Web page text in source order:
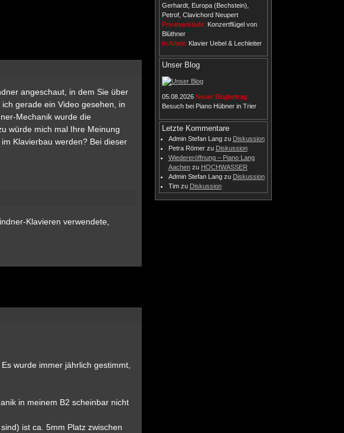
angeschaut, in dem Sie über
gerade ein Video gesehen, in
Mechanik wurde die
würde mich mal Ihre Meinung
Klavierbau werden? Bei dieser
Klavieren verwendete,
wurde immer jährlich gestimmt,
in meinem B2 scheinbar nicht
ist ca. 5mm Platz zwischen
Gerhardt, Europa (Bechstein),
Petrof, Clavichord Neupert
Privatverkäufe: Konzertflügel von
Blüthner
In Arbeit: Klavier Uebel & Lechleiter
Unser Blog
05.08.2026 Neuer Blogbeitrag:
Besuch bei Piano Hübner in Trier
Letzte Kommentare
Admin Stefan Langzu Diskussion
Petra Römerzu Diskussion
Wiedereröffnung – Piano Lang
Aachenzu HOCHWASSER
Admin Stefan Langzu Diskussion
Timzu Diskussion